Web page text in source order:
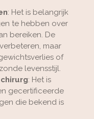
: Het is belangrijk
te hebben over
bereiken. De
maar
of
levensstijl.
: Het is
gecertificeerde
die bekend is